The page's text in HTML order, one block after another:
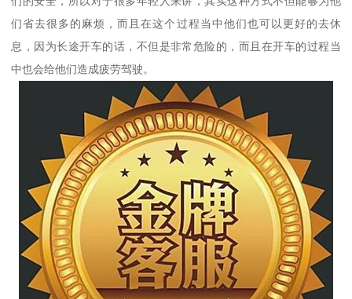
们省去很多的麻烦，而且在这个过程当中他们也可以更好的去休
息，因为长途开车的话，不但是非常危险的，而且在开车的过程当
中也会给他们造成疲劳驾驶。